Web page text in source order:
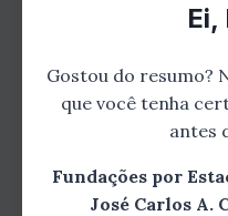
Gostou do
Aprofunde-
Gostou do resumo?
que você tenha
antes
Fundações por
José Carlos